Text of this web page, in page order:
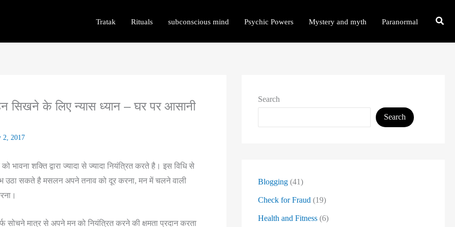
Tratak Rituals subconscious mind Psychic Powers Mystery and myth Paranormal
सिखने के लिए न्यास ध्यान – घर पर आसानी
2, 2017
भावना शक्ति द्वारा ज्यादा से ज्यादा नियंत्रित करते है। इस विधि से
उठा सकते है मसलन अपने तनाव को दूर करना, मन में चलने वाली
सोचने मात्र से अपने मन को नियंत्रित करने की क्षमता प्रदान करता
Search
Search
Blogging(41)
Check for Fraud (19)
Health and Fitness(6)